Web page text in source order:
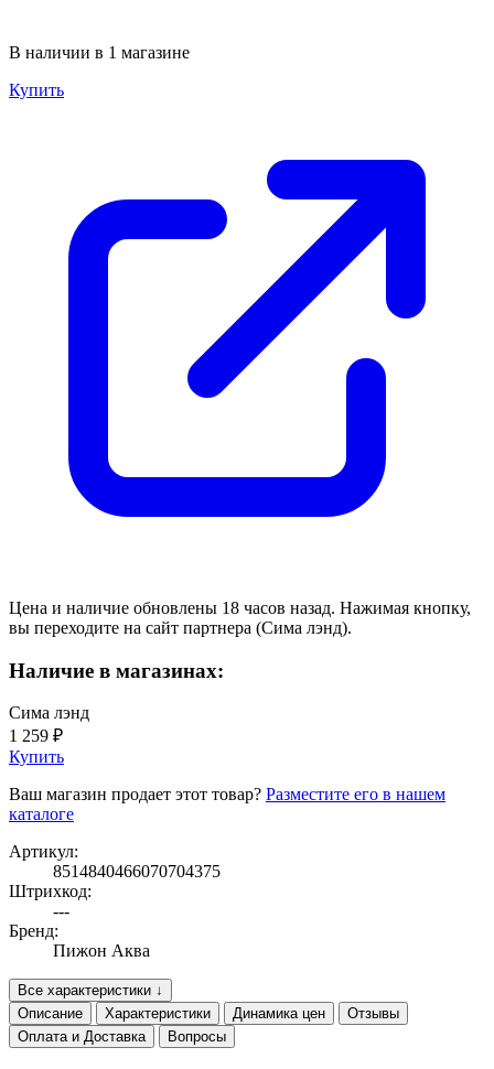
В наличии в 1 магазине
Купить
Цена и наличие обновлены 18 часов назад. Нажимая кнопку,
вы переходите на сайт партнера (Сима лэнд).
Наличие в магазинах:
Сима лэнд
1 259 ₽
Купить
Ваш магазин продает этот товар? Разместите его в нашем
каталоге
Артикул:
8514840466070704375
Штрихкод:
---
Бренд:
Пижон Аква
Все характеристики ↓
Описание
Характеристики Динамика цен
Отзывы
Оплата и Доставка
Вопросы